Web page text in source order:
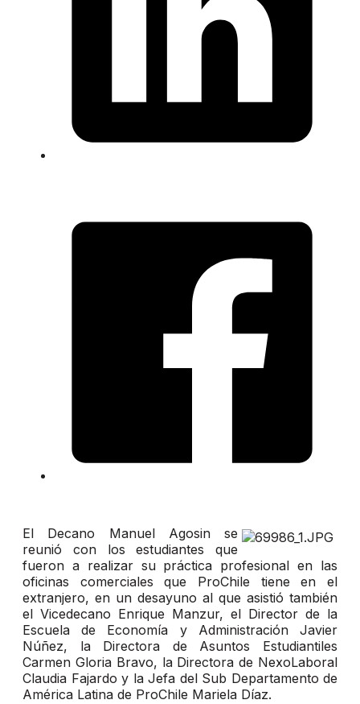
El Decano Manuel Agosin se
reunió con los estudiantes que
fueron a realizar su práctica profesional en las
oficinas comerciales que ProChile tiene en el
extranjero, en un desayuno al que asistió también
el Vicedecano Enrique Manzur, el Director de la
Escuela de Economía y Administración Javier
Núñez, la Directora de Asuntos Estudiantiles
Carmen Gloria Bravo, la Directora de NexoLaboral
Claudia Fajardo y la Jefa del Sub Departamento de
América Latina de ProChile Mariela Díaz.